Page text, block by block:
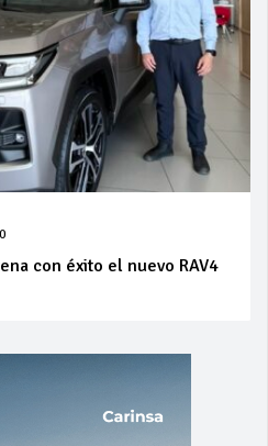
0
con éxito el nuevo RAV4